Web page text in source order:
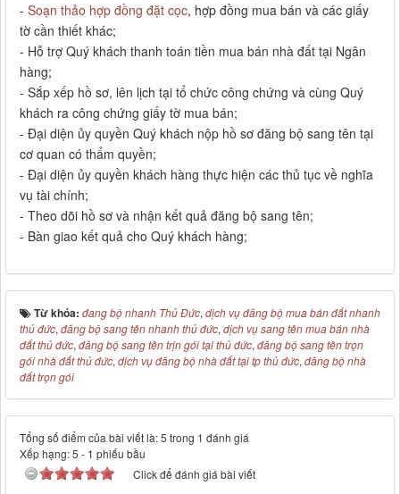
- Soạn thảo hợp đồng đặt cọc, hợp đồng mua bán và các giấy
tờ cần thiết khác;
- Hỗ trợ Quý khách thanh toán tiền mua bán nhà đất tại Ngân
hàng;
- Sắp xếp hồ sơ, lên lịch tại tổ chức công chứng và cùng Quý
khách ra công chứng giấy tờ mua bán;
- Đại diện ủy quyền Quý khách nộp hồ sơ đăng bộ sang tên tại
cơ quan có thẩm quyền;
- Đại diện ủy quyền khách hàng thực hiện các thủ tục về nghĩa
vụ tài chính;
- Theo dõi hồ sơ và nhận kết quả đăng bộ sang tên;
- Bàn giao kết quả cho Quý khách hàng;
Từ khóa: đang bộ nhanh Thủ Đức, dịch vụ đăng bộ mua bán đất nhanh
thủ đức, đăng bộ sang tên nhanh thủ đức, dịch vụ sang tên mua bán nhà
đất thủ đức, đăng bộ sang tên trịn gói tại thủ đức, đăng bộ sang tên trọn
gói nhà đất thủ đức, dịch vụ đăng bộ nhà đất tại tp thủ đức, đăng bộ nhà
đất trọn gói
Tổng số điểm của bài viết là: 5 trong 1 đánh giá
Xếp hạng:5 - 1 phiếu bầu
Click để đánh giá bài viết